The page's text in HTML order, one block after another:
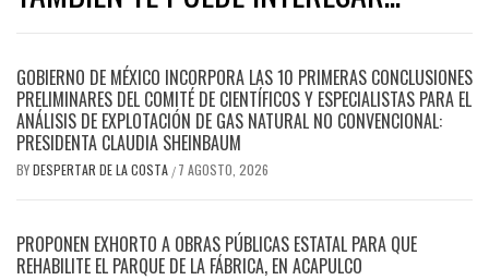
GOBIERNO DE MÉXICO INCORPORA LAS 10 PRIMERAS CONCLUSIONES
PRELIMINARES DEL COMITÉ DE CIENTÍFICOS Y ESPECIALISTAS PARA EL
ANÁLISIS DE EXPLOTACIÓN DE GAS NATURAL NO CONVENCIONAL:
PRESIDENTA CLAUDIA SHEINBAUM
BYDESPERTAR DE LA COSTA / 7 AGOSTO, 2026
PROPONEN EXHORTO A OBRAS PÚBLICAS ESTATAL PARA QUE
REHABILITE EL PARQUE DE LA FÁBRICA, EN ACAPULCO